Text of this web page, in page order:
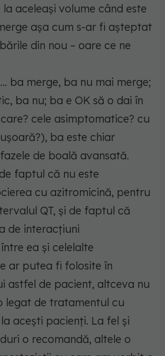
aceleași volume când este
așa cum s-ar fi așteptat
din nou – oare ce ne
ba merge, ba nu mai merge;
ba nu; ba e OK să o dai în
cele asimptomatice? cu
ba este chiar
de boală avansată.
faptul că nu este
cu azitromicină, pentru
QT, și de faptul că
de interacțiuni
ea și celelalte
ar putea fi folosite în
astfel de pacient, altceva nu
legat de tratamentul cu
acești pacienți. La fel și
o recomandă, altele o